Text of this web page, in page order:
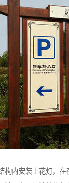
构内安装上花灯，在